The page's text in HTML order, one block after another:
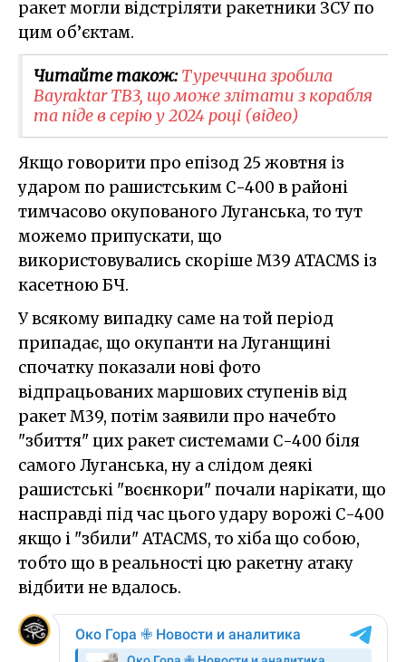
ракет могли відстріляти ракетники ЗСУ по
цим об’єктам.
Читайте також:Туреччина зробила
Bayraktar TB3, що може злітати з корабля
та піде в серію у 2024 році (відео)
Якщо говорити про епізод 25 жовтня із
ударом по рашистським С-400 в районі
тимчасово окупованого Луганська, то тут
можемо припускати, що
використовувались скоріше M39 ATACMS із
касетною БЧ.
У всякому випадку саме на той період
припадає, що окупанти на Луганщині
спочатку показали нові фото
відпрацьованих маршових ступенів від
ракет M39, потім заявили про начебто
"збиття" цих ракет системами С-400 біля
самого Луганська, ну а слідом деякі
рашистські "воєнкори" почали нарікати, що
насправді під час цього удару ворожі С-400
якщо і "збили" ATACMS, то хіба що собою,
тобто що в реальності цю ракетну атаку
відбити не вдалось.